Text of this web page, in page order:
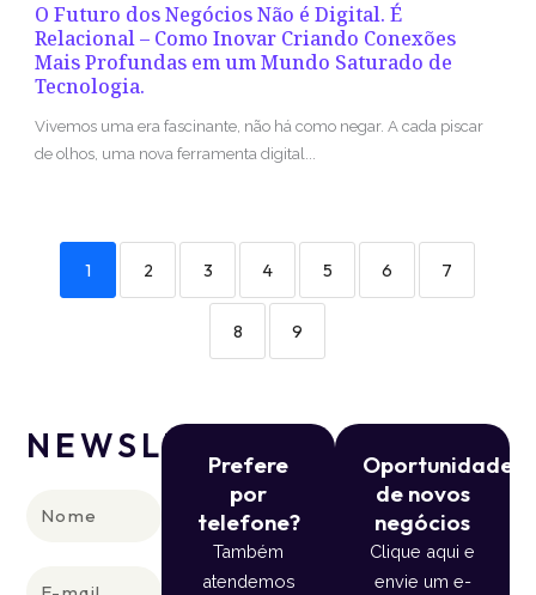
O Futuro dos Negócios Não é Digital. É
Relacional – Como Inovar Criando Conexões
Mais Profundas em um Mundo Saturado de
Tecnologia.
Vivemos uma era fascinante, não há como negar. A cada piscar
de olhos, uma nova ferramenta digital...
1 2 3 4 5 6 7
8 9
NEWSLETTER
Prefere
por
telefone?
Também
atendemos
Oportunidade
de novos
negócios
Clique aqui e
envie um e-